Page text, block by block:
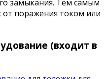
замыкания. Тем самым
от поражения током или
(входит в